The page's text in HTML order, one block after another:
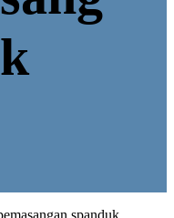
spanduk